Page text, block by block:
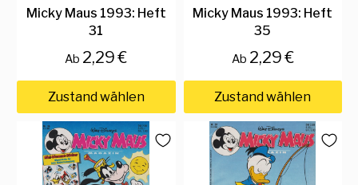
Micky Maus 1993: Heft
31
Ab 2,29 €
Zustand wählen
Micky Maus 1993: Heft
35
Ab 2,29 €
Zustand wählen